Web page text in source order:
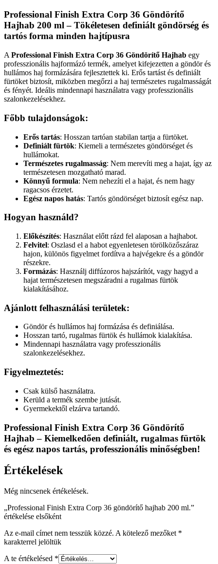
Professional Finish Extra Corp 36 Göndörítő
Hajhab 200 ml – Tökéletesen definiált göndörség és
tartós forma minden hajtípusra
A Professional Finish Extra Corp 36 Göndörítő Hajhab egy
professzionális hajformázó termék, amelyet kifejezetten a göndör és
hullámos haj formázására fejlesztettek ki. Erős tartást és definiált
fürtöket biztosít, miközben megőrzi a haj természetes rugalmasságát
és fényét. Ideális mindennapi használatra vagy professzionális
szalonkezelésekhez.
Főbb tulajdonságok:
Erős tartás: Hosszan tartóan stabilan tartja a fürtöket.
Definiált fürtök: Kiemeli a természetes göndörséget és
hullámokat.
Természetes rugalmasság: Nem merevíti meg a hajat, így az
természetesen mozgatható marad.
Könnyű formula: Nem nehezíti el a hajat, és nem hagy
ragacsos érzetet.
Egész napos hatás: Tartós göndörséget biztosít egész nap.
Hogyan használd?
Előkészítés: Használat előtt rázd fel alaposan a hajhabot.
Felvitel: Oszlasd el a habot egyenletesen törölközőszáraz
hajon, különös figyelmet fordítva a hajvégekre és a göndör
részekre.
Formázás: Használj diffúzoros hajszárítót, vagy hagyd a
hajat természetesen megszáradni a rugalmas fürtök
kialakításához.
Ajánlott felhasználási területek:
Göndör és hullámos haj formázása és definiálása.
Hosszan tartó, rugalmas fürtök és hullámok kialakítása.
Mindennapi használatra vagy professzionális
szalonkezelésekhez.
Figyelmeztetés:
Csak külső használatra.
Kerüld a termék szembe jutását.
Gyermekektől elzárva tartandó.
Professional Finish Extra Corp 36 Göndörítő
Hajhab – Kiemelkedően definiált, rugalmas fürtök
és egész napos tartás, professzionális minőségben!
Értékelések
Még nincsenek értékelések.
„Professional Finish Extra Corp 36 göndörítő hajhab 200 ml.”
értékelése elsőként
Az e-mail címet nem tesszük közzé. A kötelező mezőket *
karakterrel jelöltük
A te értékelésed *